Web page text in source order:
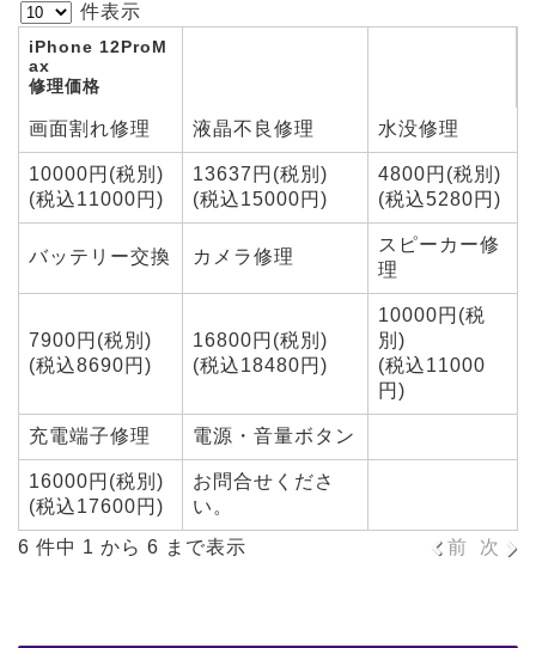
件表示
iPhone 12ProM
ax
修理価格
画面割れ修理 液晶不良修理 水没修理
10000円(税別)
(税込11000円)
13637円(税別)
(税込15000円)
4800円(税別)
(税込5280円)
バッテリー交換 カメラ修理
スピーカー修
理
7900円(税別)
(税込8690円)
16800円(税別)
(税込18480円)
10000円(税
別)
(税込11000
円)
充電端子修理 電源・音量ボタン
16000円(税別)
(税込17600円)
お問合せくださ
い。
6 件中 1 から 6 まで表示
前 次